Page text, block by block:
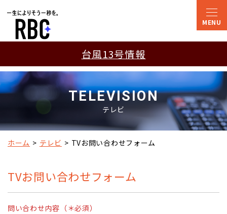
台風13号情報
TELEVISION
テレビ
ホーム テレビ TVお問い合わせフォーム
TVお問い合わせフォーム
問い合わせ内容（＊必須）